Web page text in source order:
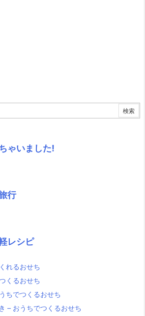
ゃいました!
行
レシピ
れるおせち
くるおせち
ちでつくるおせち
– おうちでつくるおせち